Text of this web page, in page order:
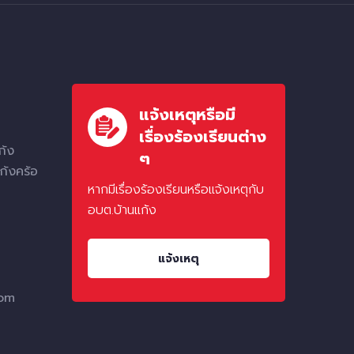
ง
งคร้อ
แจ้งเหตุหรือมี
เรื่องร้องเรียนต่าง
ๆ
หากมีเรื่องร้องเรียนหรือแจ้งเหตุกับ
อบต.บ้านแก้ง
แจ้งเหตุ